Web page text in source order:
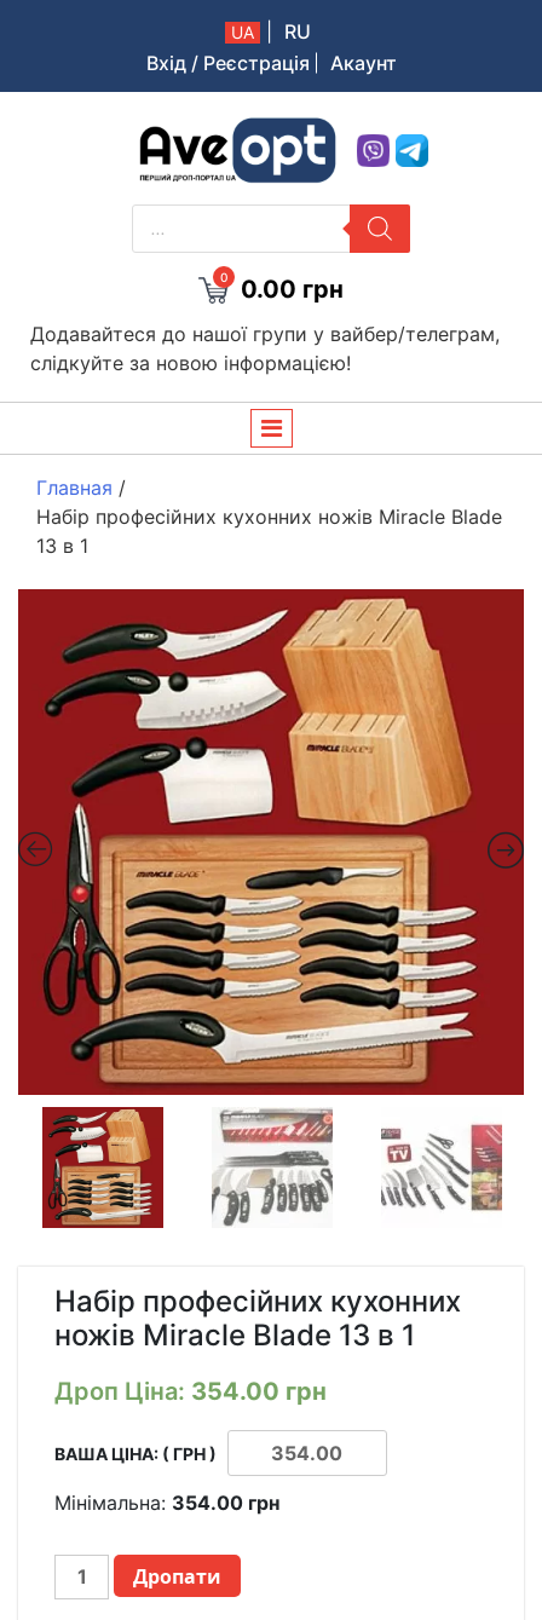
UA
RU
Вхід / Реєстрація
Акаунт
Aveopt – оптова дропшипінг платформа в Україні
PRODUCTS
SEARCH
0 0.00 грн
Додавайтеся до нашої групи у вайбер/телеграм,
слідкуйте за новою інформацією!
Главная /
Набір професійних кухонних ножів Miracle Blade
13 в 1
Набір професійних кухонних
ножів Miracle Blade 13 в 1
Дроп Ціна: 354.00 грн
ВАША ЦІНА: ( ГРН )
Мінімальна: 354.00 грн
НАБОР
ПРОФЕССИОНАЛЬНЫХ
Дропати